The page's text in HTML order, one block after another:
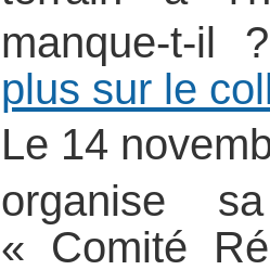
manque-t-
plus sur le
Le 14
organise
« Comité